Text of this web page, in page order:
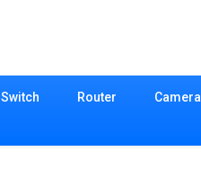
Switch Router Camera